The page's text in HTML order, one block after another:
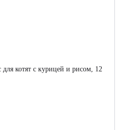
котят с курицей и рисом, 12